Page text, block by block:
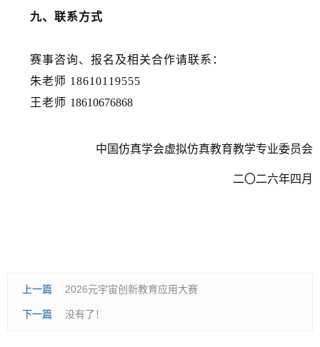
九、联系方式
赛事咨询、报名及相关合作请联系：
朱老师 18610119555
王老师 18610676868
中国仿真学会虚拟仿真教育教学专业委员会
二〇二六年四月
上一篇 2026元宇宙创新教育应用大赛
没有了！
下一篇